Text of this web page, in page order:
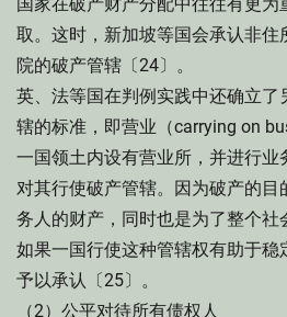
取。这时，新加坡等国会承认非
院的破产管辖〔24〕。
英、法等国在判例实践中还确立了
辖的标准，即营业（carrying on
一国领土内设有营业所，并进行业
对其行使破产管辖。因为破产的
务人的财产，同时也是为了整个社
如果一国行使这种管辖权有助于
予以承认〔25〕。
（2）公平对待所有债权人